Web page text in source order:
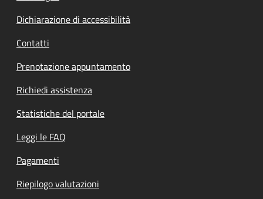
Dichiarazione di accessibilità
Contatti
Prenotazione appuntamento
Richiedi assistenza
Statistiche del portale
Leggi le FAQ
Pagamenti
Riepilogo valutazioni